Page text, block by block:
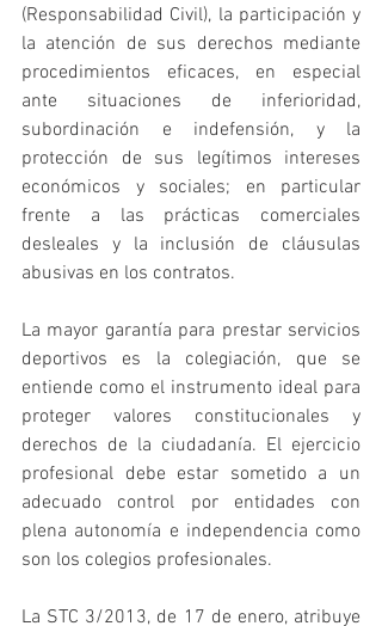
(Responsabilidad Civil), la participación y
la atención de sus derechos mediante
procedimientos eficaces, en especial
ante situaciones de inferioridad,
subordinación e indefensión, y la
protección de sus legítimos intereses
económicos y sociales; en particular
frente a las prácticas comerciales
desleales y la inclusión de cláusulas
abusivas en los contratos.
La mayor garantía para prestar servicios
deportivos es la colegiación, que se
entiende como el instrumento ideal para
proteger valores constitucionales y
derechos de la ciudadanía. El ejercicio
profesional debe estar sometido a un
adecuado control por entidades con
plena autonomía e independencia como
son los colegios profesionales.
La STC 3/2013, de 17 de enero, atribuye